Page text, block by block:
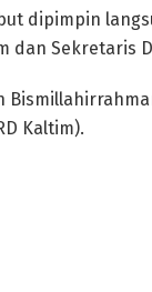
dipimpin
dan Sekretaris
Kaltim).